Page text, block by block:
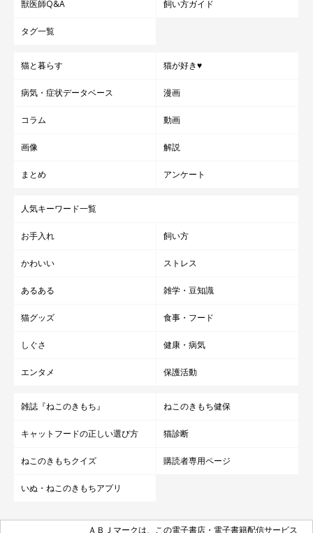
獣医師Q&A 飼い方ガイド
タグ一覧
猫と暮らす 猫が好き♥
病気・症状データベース 漫画
コラム 動画
画像 解説
まとめ アンケート
人気キーワード一覧
お手入れ 飼い方
かわいい ストレス
あるある 雑学・豆知識
猫グッズ 食事・フード
しぐさ 健康・病気
エンタメ 保護活動
雑誌『ねこのきもち』 ねこのきもち健保
キャットフードの正しい選び方 猫診断
ねこのきもちクイズ 購読者専用ページ
いぬ・ねこのきもちアプリ
ＡＢＪマークは、この電子書店・電子書籍配信サービス